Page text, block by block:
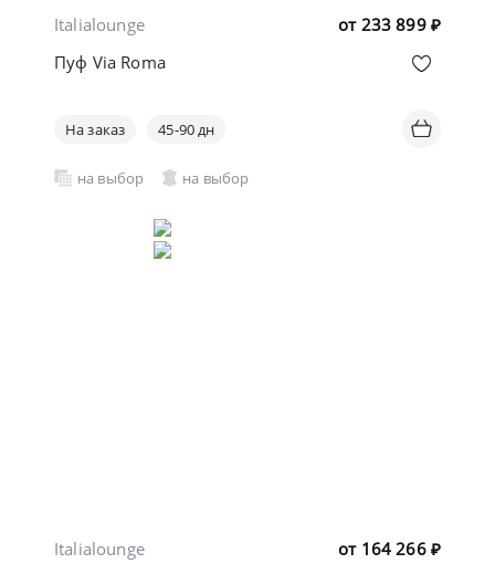
от 233 899 ₽
Italialounge
Пуф Via Roma
На заказ 45-90 дн
на выбор на выбор
от 164 266 ₽
Italialounge